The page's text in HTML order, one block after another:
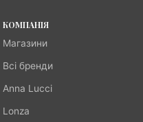
КОМПАНІЯ
Магазини
Всі бренди
Anna Lucci
Lonza